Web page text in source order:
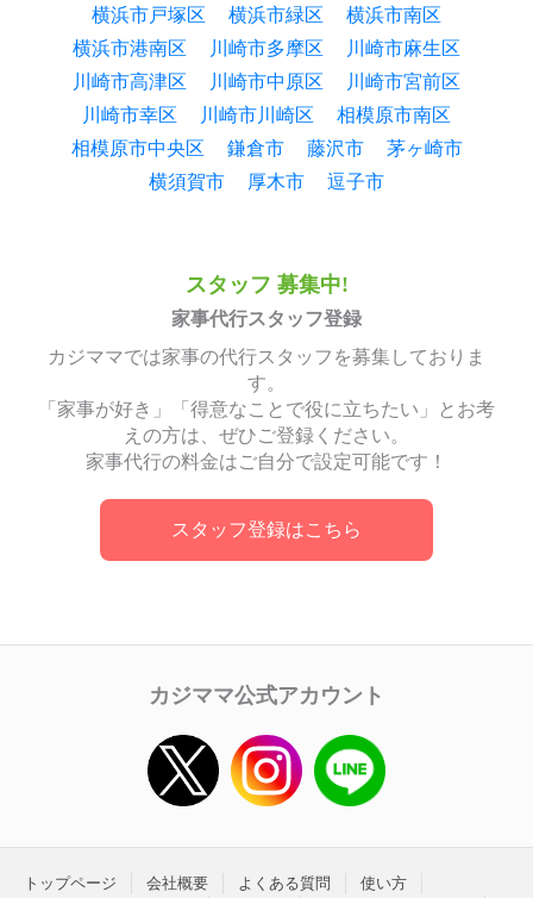
横浜市戸塚区
横浜市緑区
横浜市南区
横浜市港南区
川崎市多摩区
川崎市麻生区
川崎市高津区
川崎市中原区
川崎市宮前区
川崎市幸区
川崎市川崎区
相模原市南区
相模原市中央区
鎌倉市 藤沢市
茅ヶ崎市
横須賀市
厚木市 逗子市
スタッフ 募集中!
家事代行スタッフ登録
カジママでは家事の代行スタッフを募集しておりま
す。
「家事が好き」「得意なことで役に立ちたい」とお考
えの方は、ぜひご登録ください。
家事代行の料金はご自分で設定可能です！
スタッフ登録はこちら
カジママ公式アカウント
トップページ 会社概要 よくある質問
使い方